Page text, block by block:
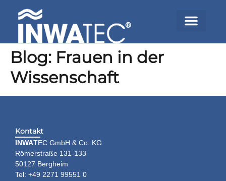
Blog: Frauen in der
Wissenschaft
Kontakt
INWATEC GmbH & Co. KG
Römerstraße 131-133
50127 Bergheim
Tel: +49 2271 99551 0